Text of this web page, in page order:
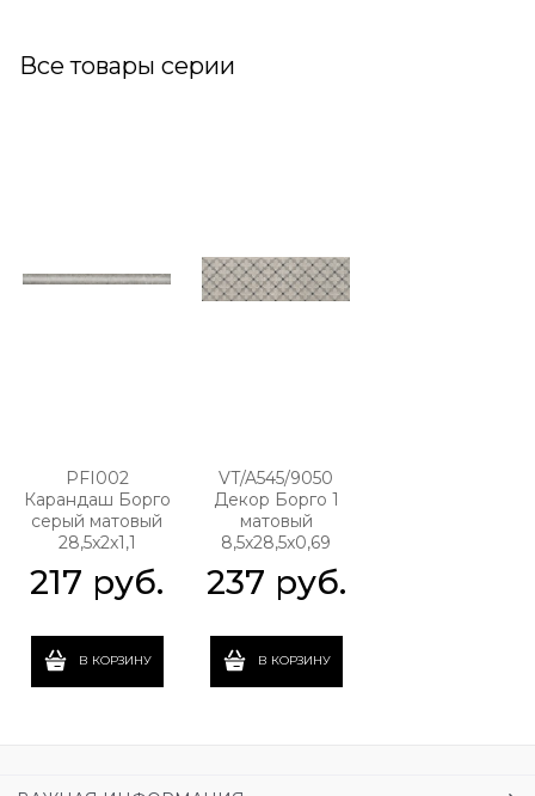
Все товары серии
PFI002
Карандаш Борго
серый матовый
28,5x2x1,1
217 руб.
В КОРЗИНУ
VT/A545/9050
Декор Борго 1
матовый
8,5x28,5x0,69
237 руб.
В КОРЗИНУ